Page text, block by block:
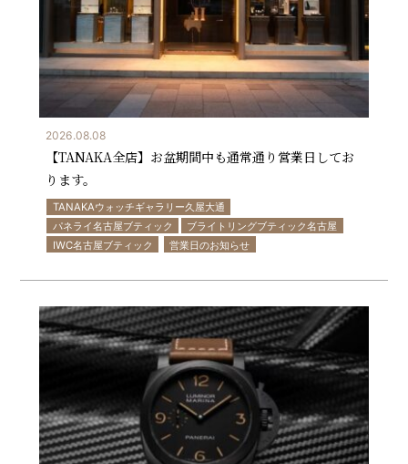
2026.08.08
【TANAKA全店】お盆期間中も通常通り営業日してお
ります。
TANAKAウォッチギャラリー久屋大通
パネライ名古屋ブティック
ブライトリングブティック名古屋
IWC名古屋ブティック
営業日のお知らせ